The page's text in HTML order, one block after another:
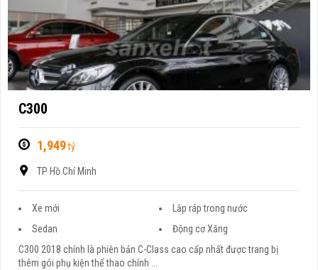
C300
1,949tỷ
TP Hồ Chí Minh
Xe mới
Lắp ráp trong nước
Sedan
Động cơ Xăng
C300 2018 chính là phiên bản C-Class cao cấp nhất được trang bị
thêm gói phụ kiện thể thao chính ...